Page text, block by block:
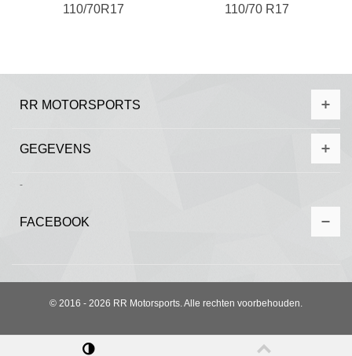
110/70R17
110/70 R17
RR MOTORSPORTS
GEGEVENS
-
FACEBOOK
© 2016 - 2026 RR Motorsports. Alle rechten voorbehouden.